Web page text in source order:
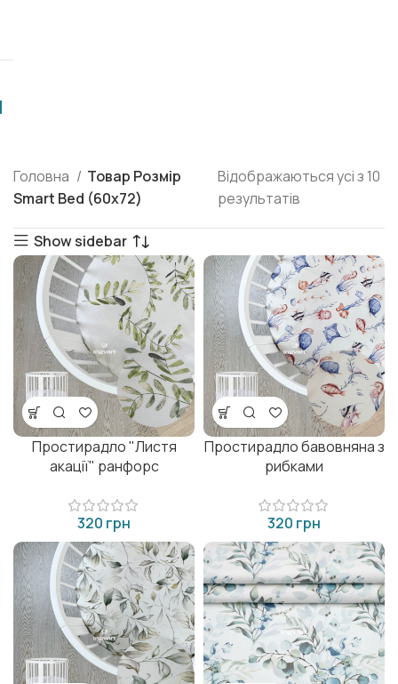
Головна
Товар Розмір
Smart Bed (60х72)
Відображаються усі з 10
результатів
Show sidebar
Простирадло "Листя
акації" ранфорс
грн
Простирадло бавовняна з
рибками
грн